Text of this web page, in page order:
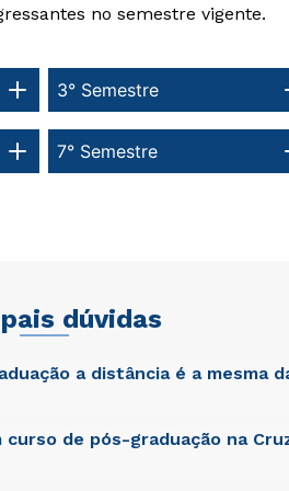
no semestre vigente.
7° Semestre
3° Semestre
dúvidas
a distância é a mesma
sit voluptatem accusantium
quae ab illo inventore veritatis et
de pós-graduação na